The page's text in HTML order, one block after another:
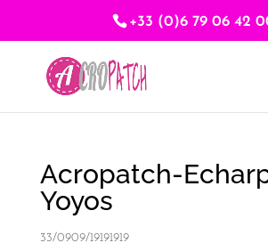
+33 (0)6 79 06 42
Acropatch-
Yoyos
33/0909/19191919